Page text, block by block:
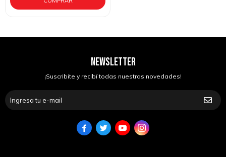
NEWSLETTER
¡Suscribite y recibí todas nuestras novedades!
   